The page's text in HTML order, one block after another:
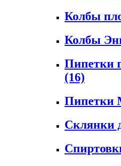
Колбы
Колбы
Пипетки
(16)
Пипетки
Склянки